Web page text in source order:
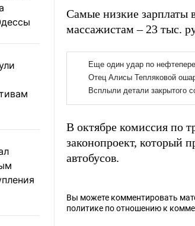
Самые низкие зарплаты
массажистам – 23 тыс.
В октябре комиссия по
законопроект, который
автобусов.
Вы можете комментировать
политике по отношению к